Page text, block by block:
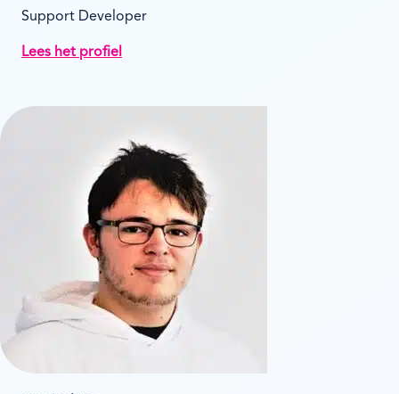
Support Developer
Lees het profiel